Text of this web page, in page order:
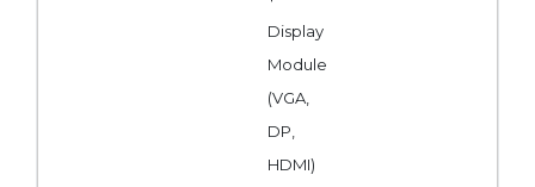
Display
Module
(VGA,
DP,
HDMI)